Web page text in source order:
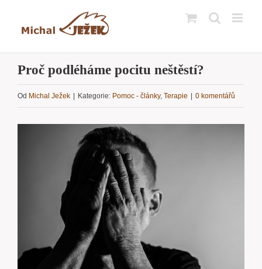
Proč podléháme pocitu neštěstí?
Od Michal Ježek Kategorie: Pomoc - články, Terapie 0 komentářů